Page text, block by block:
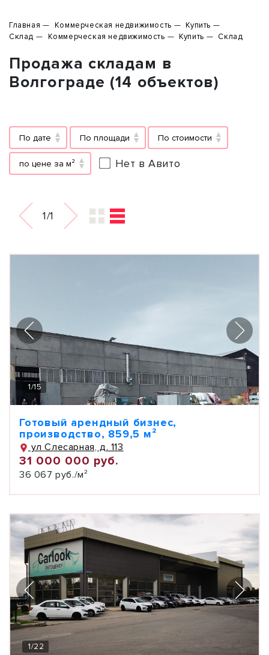
Главная Коммерческая недвижимость
Купить
Склад
Коммерческая недвижимость Купить Склад
Продажа складам в
Волгограде (14 объектов)
По дате По площади По стоимости
по цене за м² Нет в Авито
1/1
1/15
Готовый арендный бизнес,
производство, 859,5 м²
ул Слесарная, д. 113
31 000 000 руб.
36 067 руб./м²
1/22